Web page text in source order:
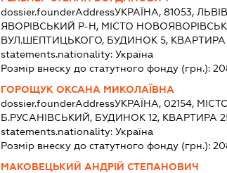
dossier.founderAddressУКРАЇНА, 81053,
ЯВОРІВСЬКИЙ Р-Н, МІСТО
ВУЛ.ШЕПТИЦЬКОГО, БУДИНОК 5, КВАРТИРА
statements.nationality:Україна
Розмір внеску до статутного фонду (грн.):
ГОРОЩУК ОКСАНА МИКОЛАЇВНА
dossier.founderAddressУКРАЇНА, 02154,
Б.РУСАНІВСЬКИЙ, БУДИНОК 12, КВАРТИРА
statements.nationality:Україна
Розмір внеску до статутного фонду (грн.):
МАКОВЕЦЬКИЙ АНДРІЙ СТЕПАНОВИЧ